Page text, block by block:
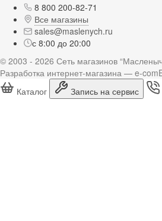
8 800 200-82-71
Все магазины
sales@maslenych.ru
с 8:00 до 20:00
© 2003 - 2026 Сеть магазинов
Разработка интернет-магазина — e-
Каталог
Запись на сервис